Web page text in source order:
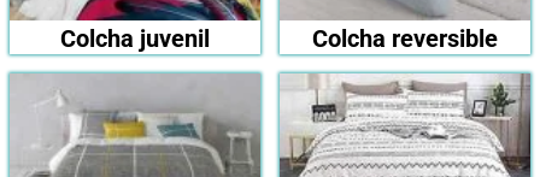
Colcha juvenil Colcha reversible